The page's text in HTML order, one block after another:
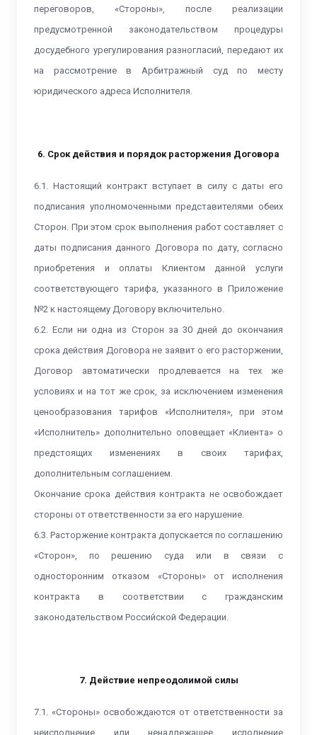
переговоров, «Стороны», после реализации
предусмотренной законодательством процедуры
досудебного урегулирования разногласий, передают их
на рассмотрение в Арбитражный суд по месту
юридического адреса Исполнителя.
6. Срок действия и порядок расторжения Договора
6.1. Настоящий контракт вступает в силу с даты его
подписания уполномоченными представителями обеих
Сторон. При этом срок выполнения работ составляет с
даты подписания данного Договора по дату, согласно
приобретения и оплаты Клиентом данной услуги
соответствующего тарифа, указанного в Приложение
№2 к настоящему Договору​​​​​​​ включительно.
6.2. Если ни одна из Сторон за 30 дней до окончания
срока действия Договора не заявит о его расторжении,
Договор автоматически продлевается на тех же
условиях и на тот же срок, за исключением изменения
ценообразования тарифов «Исполнителя», при этом
«Исполнитель» дополнительно оповещает «Клиента» о
предстоящих изменениях в своих тарифах,
дополнительным соглашением.
Окончание срока действия контракта не освобождает
стороны от ответственности за его нарушение.
6.3. Расторжение контракта допускается по соглашению
«Сторон», по решению суда или в связи с
односторонним отказом «Стороны» от исполнения
контракта в соответствии с гражданским
законодательством Российской Федерации.
7. Действие непреодолимой силы
7.1. «Стороны» освобождаются от ответственности за
неисполнение или ненадлежащее исполнение